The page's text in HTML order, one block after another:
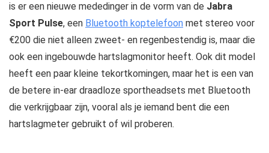
is er een nieuwe mededinger in de vorm van de Jabra
Sport Pulse, een Bluetooth koptelefoon met stereo voor
€200 die niet alleen zweet- en regenbestendig is, maar die
ook een ingebouwde hartslagmonitor heeft. Ook dit model
heeft een paar kleine tekortkomingen, maar het is een van
de betere in-ear draadloze sportheadsets met Bluetooth
die verkrijgbaar zijn, vooral als je iemand bent die een
hartslagmeter gebruikt of wil proberen.